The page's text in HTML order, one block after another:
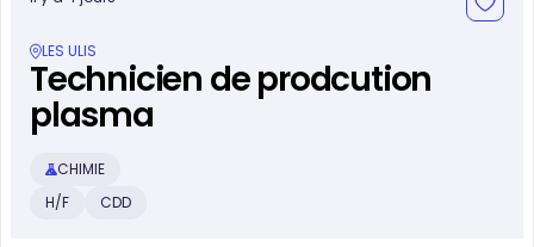
LES ULIS
Technicien de prodcution
plasma
CHIMIE
H/F
CDD